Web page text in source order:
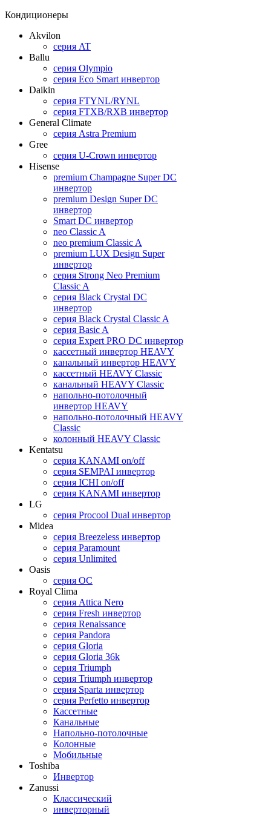
Кондиционеры
Akvilon
серия AT
Ballu
серия Olympio
серия Eco Smart инвертор
Daikin
серия FTYNL/RYNL
серия FTXB/RXB инвертор
General Climate
серия Astra Premium
Gree
серия U-Crown инвертор
Hisense
premium Champagne Super DC
инвертор
premium Design Super DC
инвертор
Smart DC инвертор
neo Classic A
neo premium Classic A
premium LUX Design Super
инвертор
серия Strong Neo Premium
Classic A
серия Black Crystal DC
инвертор
серия Black Crystal Classic A
серия Basic A
серия Expert PRO DC инвертор
кассетный инвертор HEAVY
канальный инвертор HEAVY
кассетный HEAVY Classic
канальный HEAVY Classic
напольно-потолочный
инвертор HEAVY
напольно-потолочный HEAVY
Classic
колонный HEAVY Classic
Kentatsu
серия KANAMI on/off
серия SEMPAI инвертор
серия ICHI on/off
серия KANAMI инвертор
LG
серия Procool Dual инвертор
Midea
серия Breezeless инвертор
cерия Paramount
серия Unlimited
Oasis
cерия OC
Royal Clima
серия Attica Nero
серия Fresh инвертор
серия Renaissance
серия Pandora
серия Gloria
серия Gloria 36k
серия Triumph
серия Triumph инвертор
серия Sparta инвертор
серия Perfetto инвертор
Кассетные
Канальные
Напольно-потолочные
Колонные
Мобильные
Toshiba
Инвертор
Zanussi
Классический
инверторный